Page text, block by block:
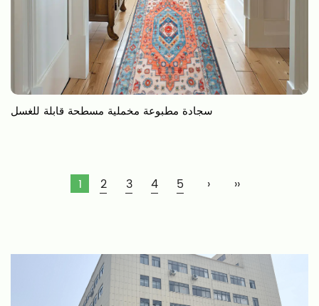
سجادة مطبوعة مخملية مسطحة قابلة للغسل
1 2 3 4 5 › ››